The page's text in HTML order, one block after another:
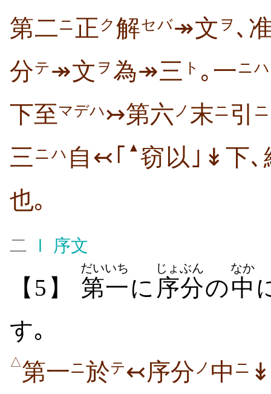
第二ニ正ク 解セバ↠文 ヲ ､
分テ ↠文 ヲ為↠三 ト ｡一ニハ
下至マデハ↣第六 ノ 末ニ 引 ニ
三ニハ 自↢｢ ▲ 窃以｣↡下､
也｡
二 Ⅰ 序文
【5】 第一
だいいち
に 序分
じょぶん
の中
なか
す｡
△第一ニ於テ↢序分 ノ 中 ニ